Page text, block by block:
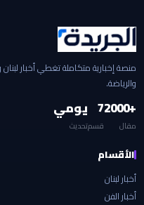
منصة إخبارية متكاملة تغطي أخبار
والرياضة.
+2000
مقال
7
قسم
يومي
تحديث
الأقسام
أخبار لبنان
أخبار الفن